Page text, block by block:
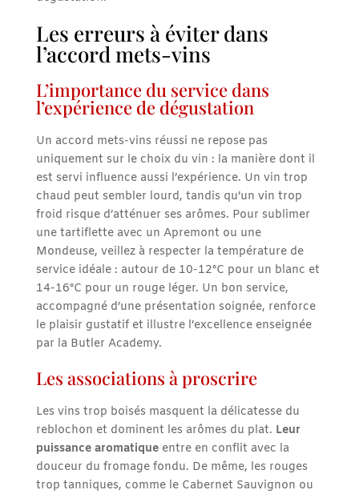
Les erreurs à éviter dans
l’accord mets-vins
L’importance du service dans
l’expérience de dégustation
Un accord mets-vins réussi ne repose pas
uniquement sur le choix du vin : la manière dont il
est servi influence aussi l’expérience. Un vin trop
chaud peut sembler lourd, tandis qu’un vin trop
froid risque d’atténuer ses arômes. Pour sublimer
une tartiflette avec un Apremont ou une
Mondeuse, veillez à respecter la température de
service idéale : autour de 10-12°C pour un blanc et
14-16°C pour un rouge léger. Un bon service,
accompagné d’une présentation soignée, renforce
le plaisir gustatif et illustre l’excellence enseignée
par la Butler Academy.
Les associations à proscrire
Les vins trop boisés masquent la délicatesse du
reblochon et dominent les arômes du plat. Leur
puissance aromatiqueentre en conflit avec la
douceur du fromage fondu. De même, les rouges
trop tanniques, comme le Cabernet Sauvignon ou